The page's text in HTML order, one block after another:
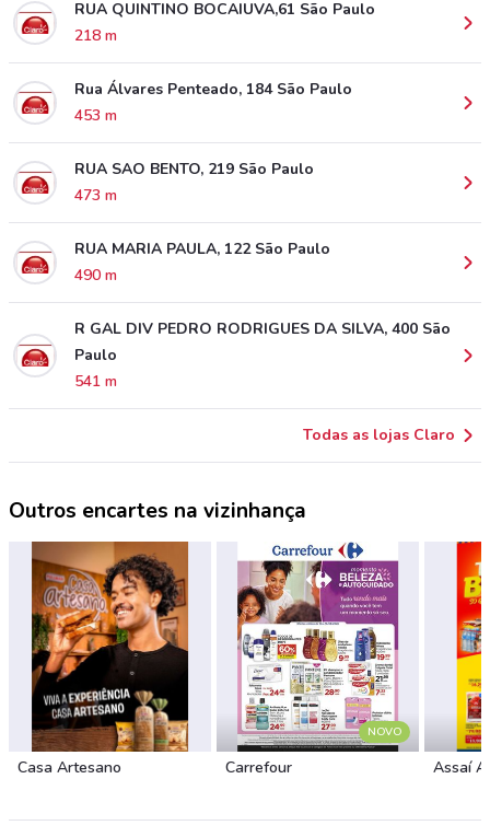
RUA QUINTINO BOCAIUVA,61 São Paulo
218 m
Rua Álvares Penteado, 184 São Paulo
453 m
RUA SAO BENTO, 219 São Paulo
473 m
RUA MARIA PAULA, 122 São Paulo
490 m
R GAL DIV PEDRO RODRIGUES DA SILVA, 400 São
Paulo
541 m
Todas as lojas Claro
Outros encartes na vizinhança
Casa Artesano
NOVO
Carrefour Assaí